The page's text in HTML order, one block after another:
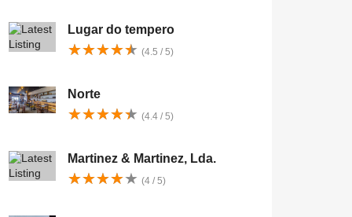
Lugar do tempero
★★★★★
★★★★★ (4.5 / 5)
Norte
★★★★★
★★★★★ (4.4 / 5)
Martinez & Martinez, Lda.
★★★★★
★★★★★ (4 / 5)